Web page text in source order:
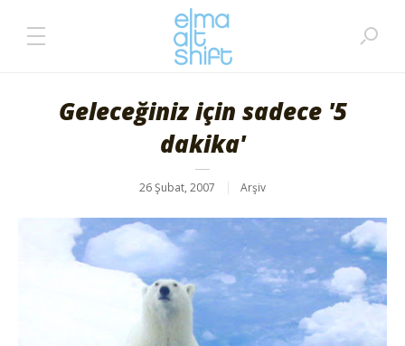
Geleceğiniz için sadece '5
dakika'
26 Şubat, 2007 Arşiv